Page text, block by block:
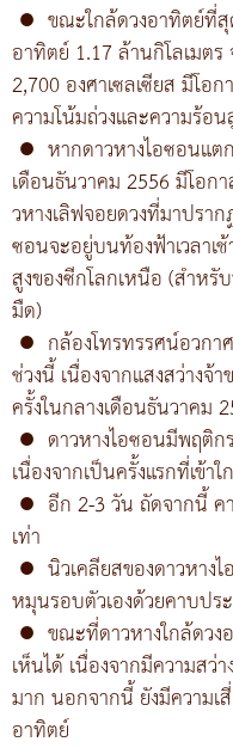
● ขณะใกล้ดวงอาทิตย์ที่
อาทิตย์ 1.17 ล้านกิโลเมต
2,700 องศาเซลเซียส มีโ
ความโน้มถ่วงและความร้อ
● หากดาวหางไอซอนแ
เดือนธันวาคม 2556 มีโอก
วหางเลิฟจอยดวงที่มาปรา
ซอนจะอยู่บนท้องฟ้าเวลาเ
สูงของซีกโลกเหนือ (สำหรับ
มืด)
● กล้องโทรทรรศน์อวกา
ช่วงนี้ เนื่องจากแสงสว่างจ้
ครั้งในกลางเดือนธันวาคม
● ดาวหางไอซอนมีพฤติ
เนื่องจากเป็นครั้งแรกที่เข้า
● อีก 2-3 วัน ถัดจากนี้ ค
เท่า
● นิวเคลียสของดาวหาง
หมุนรอบตัวเองด้วยคาบปร
● ขณะที่ดาวหางใกล้ดว
เห็นได้ เนื่องจากมีความส
มาก นอกจากนี้ ยังมีความเ
อาทิตย์